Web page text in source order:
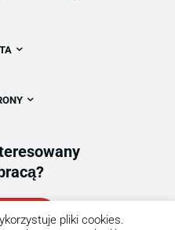
ofertę
pliki cookies.